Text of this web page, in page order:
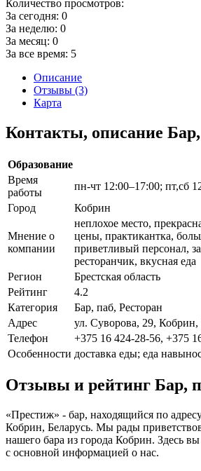
Количество просмотров:
За сегодня: 0
За неделю: 0
За месяц: 0
За все время: 5
Описание
Отзывы (3)
Карта
Контакты, описание
Образование
Время
работы
пн-чт 12:00–17:00; пт,сб
Город
Кобрин
Мнение о
компании
неплохое место,
цены, практикантка,
приветливый персонал,
ресторанчик, вкусная еда
Регион
Брестская область
Рейтинг
4.2
Категория
Бар, паб, Ресторан
Адрес
ул. Суворова, 29, Кобрин,
Телефон
+375 16 424-28-56, +375
Особенности доставка еды; еда
Отзывы и рейтинг Бар,
«Престиж» - бар, находящийся по
Кобрин, Беларусь. Мы рады
нашего бара из города Кобрин. Здесь
с основной информацией о нас.